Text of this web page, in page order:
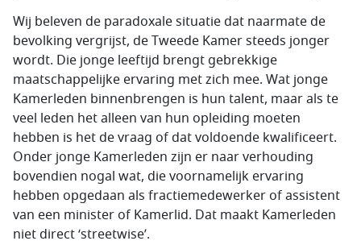
Wij beleven de paradoxale situatie dat naarmate de
bevolking vergrijst, de Tweede Kamer steeds jonger
wordt. Die jonge leeftijd brengt gebrekkige
maatschappelijke ervaring met zich mee. Wat jonge
Kamerleden binnenbrengen is hun talent, maar als te
veel leden het alleen van hun opleiding moeten
hebben is het de vraag of dat voldoende kwalificeert.
Onder jonge Kamerleden zijn er naar verhouding
bovendien nogal wat, die voornamelijk ervaring
hebben opgedaan als fractiemedewerker of assistent
van een minister of Kamerlid. Dat maakt Kamerleden
niet direct ‘streetwise’.